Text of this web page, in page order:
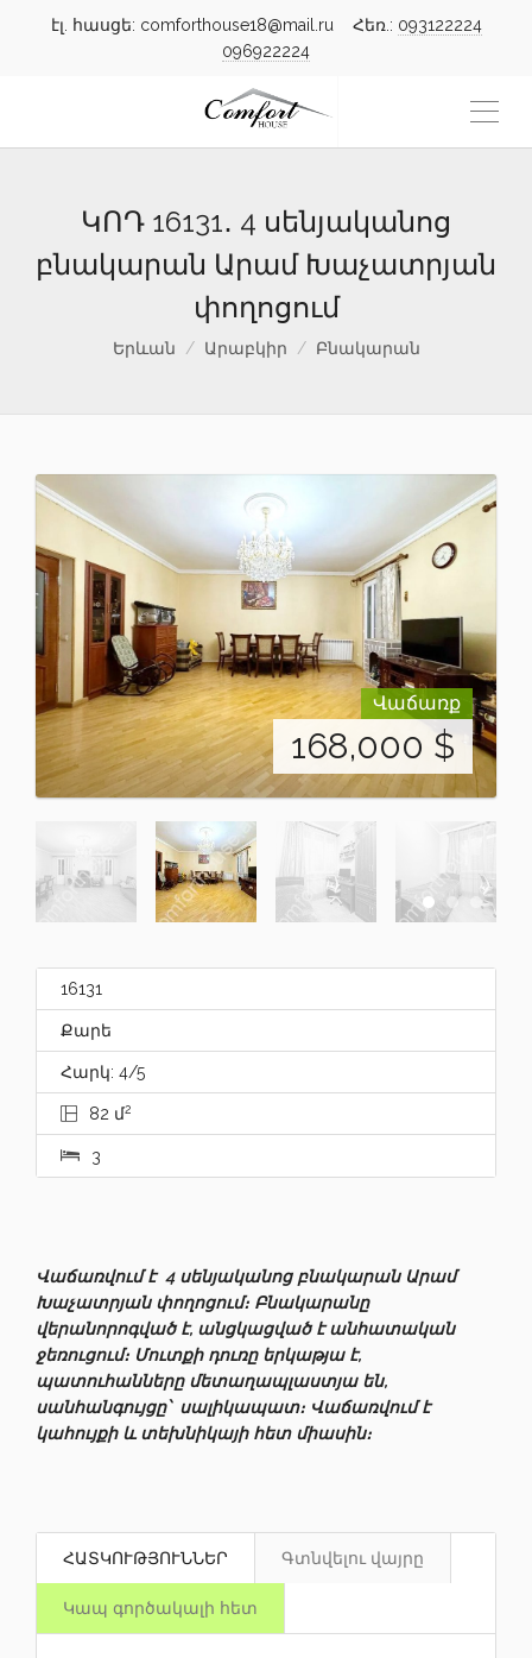
էլ. հասցե: comforthouse18@mail.ru Հեռ.: 093122224
096922224
ԿՈԴ 16131․ 4 սենյականոց
բնակարան Արամ Խաչատրյան
փողոցում
Երևան Արաբկիր Բնակարան
Վաճառք
168,000 $
16131
Քարե
Հարկ: 4/5
82 մ2
3
Վաճառվում է 4 սենյականոց բնակարան Արամ
Խաչատրյան փողոցում։ Բնակարանը
վերանորոգված է, անցկացված է անհատական
ջեռուցում։ Մուտքի դուռը երկաթյա է,
պատուհանները մետաղապլաստյա են,
սանհանգույցը՝ սալիկապատ։ Վաճառվում է
կահույքի և տեխնիկայի հետ միասին։
ՀԱՏԿՈՒԹՅՈՒՆՆԵՐ Գտնվելու վայրը
Կապ գործակալի հետ